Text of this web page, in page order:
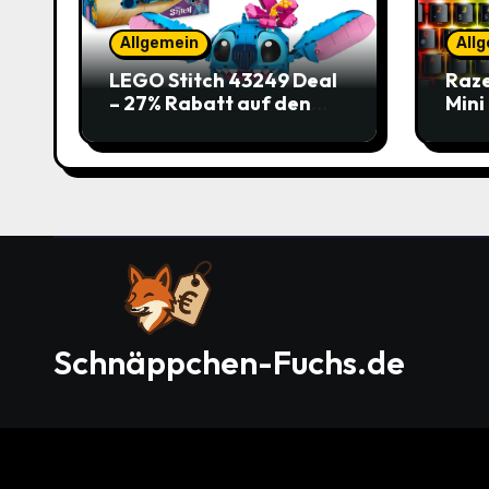
Allgemein
LEGO Stitch 43249 Deal
– 27% Rabatt auf den
Mini
Schnäppchen-Fuchs.de